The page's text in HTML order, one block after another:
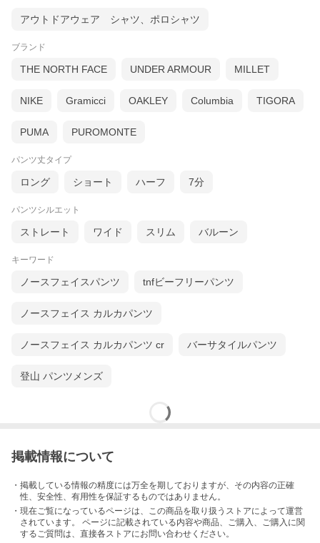
アウトドアウェア シャツ、ポロシャツ
ブランド
THE NORTH FACE UNDER ARMOUR MILLET
NIKE Gramicci OAKLEY Columbia TIGORA
PUMA PUROMONTE
パンツ丈タイプ
ロング ショート ハーフ 7分
パンツシルエット
ストレート ワイド スリム バルーン
キーワード
ノースフェイスパンツ tnfビーフリーパンツ
ノースフェイス カルカパンツ
ノースフェイス カルカパンツ cr バーサタイルパンツ
登山 パンツメンズ
掲載情報について
・掲載している情報の精度には万全を期しておりますが、その内容の正確
性、安全性、有用性を保証するものではありません。
・現在ご覧になっているページは、この商品を取り扱うストアによって運営
されています。 ページに記載されている内容や商品、ご購入 、ご購入に関
するご質問は、直接各ストアにお問い合わせください。